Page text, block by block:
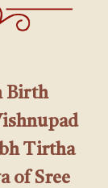
Birth
Tirtha
of Sree